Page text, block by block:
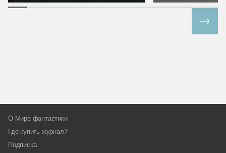
О Мире фантастики
Где купить журнал?
Подписка